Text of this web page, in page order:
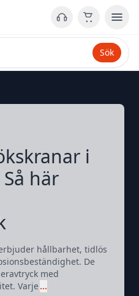
Sök
i
här
hållbarhet, tidlös
De
med
Varje…